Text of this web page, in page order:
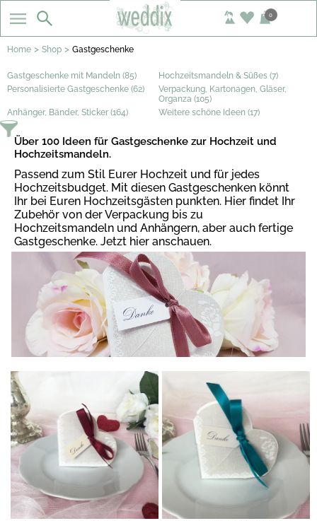
0
Home > Shop > Gastgeschenke
Gastgeschenke mit Mandeln (85)
Hochzeitsmandeln & Süßes (7)
Personalisierte Gastgeschenke (62)
Verpackung, Kartonagen, Gläser,
Organza (105)
Anhänger, Bänder, Sticker (164)
Weitere schöne Ideen (17)
Über 100 Ideen für Gastgeschenke zur Hochzeit und
Hochzeitsmandeln.
Passend zum Stil Eurer Hochzeit und für jedes
Hochzeitsbudget. Mit diesen Gastgeschenken könnt
Ihr bei Euren Hochzeitsgästen punkten. Hier findet Ihr
Zubehör von der Verpackung bis zu
Hochzeitsmandeln und Anhängern, aber auch fertige
Gastgeschenke. Jetzt hier anschauen.